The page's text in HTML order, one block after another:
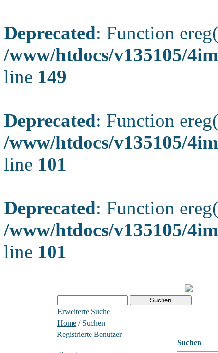
Deprecated: Function
/www/htdocs/v135105/
line 149
Deprecated: Function
/www/htdocs/v135105/
line 101
Deprecated: Function
/www/htdocs/v135105/
line 101
Erweiterte Suche
Home/ Suchen
Registrierte Benutzer
Suchen